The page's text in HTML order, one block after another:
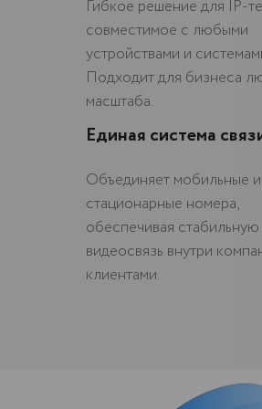
Гибкое решение для IP-
совместимое с любыми
устройствами и
Подходит для бизнеса
масштаба.
Единая система
Объединяет мобильные и
стационарные номера,
обеспечивая
видеосвязь внутри
клиентами.